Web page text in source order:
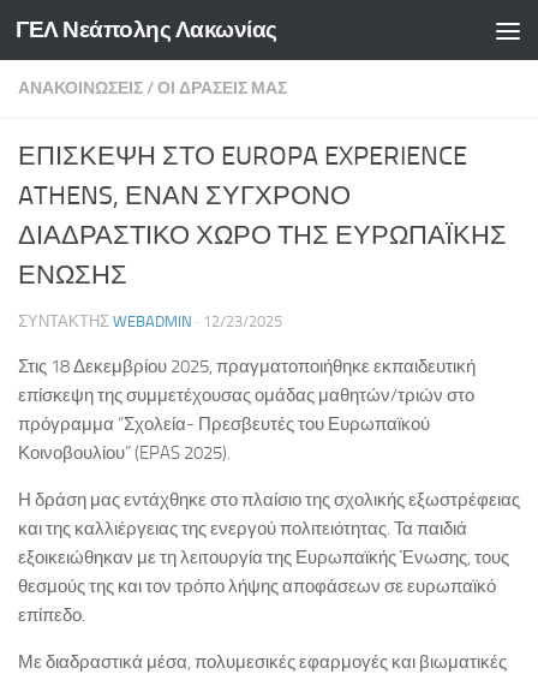
Skip to content
ΓΕΛ Νεάπολης Λακωνίας
ΑΝΑΚΟΙΝΏΣΕΙΣ/ΟΙ ΔΡΆΣΕΙΣ ΜΑΣ
ΕΠΙΣΚΕΨΗ ΣΤΟ EUROPA EXPERIENCE
ATHENS, ΕΝΑΝ ΣΥΓΧΡΟΝΟ
ΔΙΑΔΡΑΣΤΙΚΟ ΧΩΡΟ ΤΗΣ ΕΥΡΩΠΑΪΚΗΣ
ΕΝΩΣΗΣ
ΣΥΝΤΆΚΤΗΣ WEBADMIN · 12/23/2025
Στις 18 Δεκεμβρίου 2025, πραγματοποιήθηκε εκπαιδευτική
επίσκεψη της συμμετέχουσας ομάδας μαθητών/τριών στο
πρόγραμμα “Σχολεία- Πρεσβευτές του Ευρωπαϊκού
Κοινοβουλίου” (EPAS 2025).
Η δράση μας εντάχθηκε στο πλαίσιο της σχολικής εξωστρέφειας
και της καλλιέργειας της ενεργού πολιτειότητας. Τα παιδιά
εξοικειώθηκαν με τη λειτουργία της Ευρωπαϊκής Ένωσης, τους
θεσμούς της και τον τρόπο λήψης αποφάσεων σε ευρωπαϊκό
επίπεδο.
Με διαδραστικά μέσα, πολυμεσικές εφαρμογές και βιωματικές